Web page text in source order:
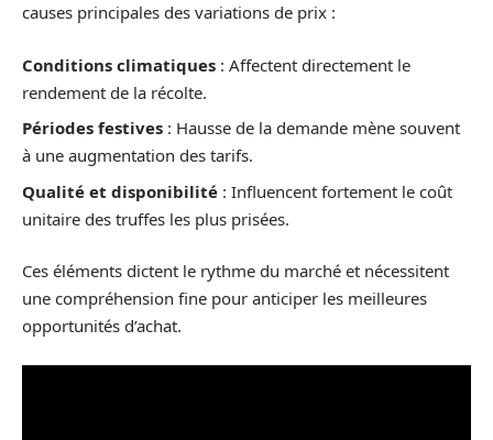
causes principales des variations de prix :
Conditions climatiques : Affectent directement le
rendement de la récolte.
Périodes festives : Hausse de la demande mène souvent
à une augmentation des tarifs.
Qualité et disponibilité : Influencent fortement le coût
unitaire des truffes les plus prisées.
Ces éléments dictent le rythme du marché et nécessitent
une compréhension fine pour anticiper les meilleures
opportunités d’achat.